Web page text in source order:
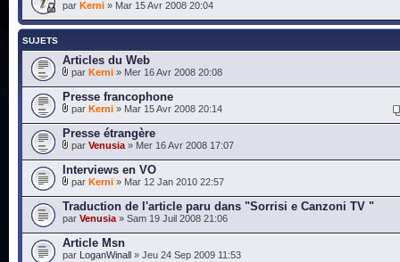
par Kerni » Mar 15 Avr 2008 20:04
SUJETS
Articles du Web
par Kerni » Mer 16 Avr 2008 20:08
Presse francophone
par Kerni » Mar 15 Avr 2008 20:14
Presse étrangère
par Venusia » Mer 16 Avr 2008 17:07
Interviews en VO
par Kerni » Mar 12 Jan 2010 22:57
Traduction de l'article paru dans "Sorrisi e Canzoni TV "
par Venusia » Sam 19 Juil 2008 21:06
Article Msn
par LoganWinall » Jeu 24 Sep 2009 11:53